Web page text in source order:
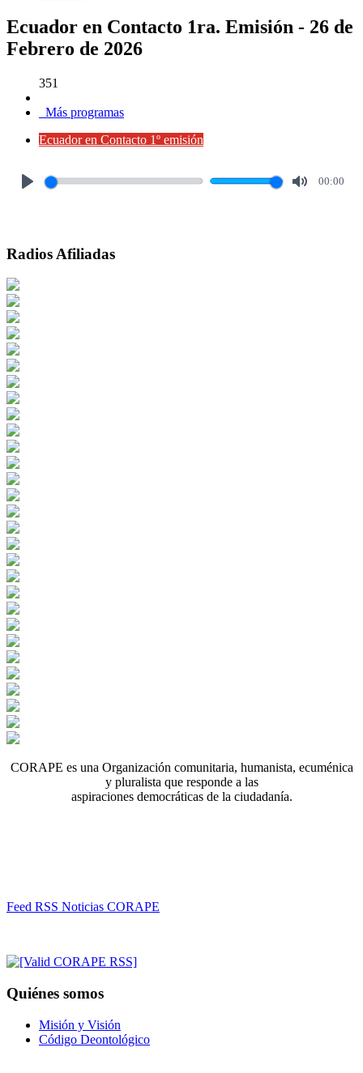
Ecuador en Contacto 1ra. Emisión - 26 de
Febrero de 2026
351
Más programas
Ecuador en Contacto 1º emisión
00:00
Radios Afiliadas
CORAPE es una Organización comunitaria, humanista, ecuménica
y pluralista que responde a las
aspiraciones democráticas de la ciudadanía.
Feed RSS Noticias CORAPE
Quiénes somos
Misión y Visión
Código Deontológico